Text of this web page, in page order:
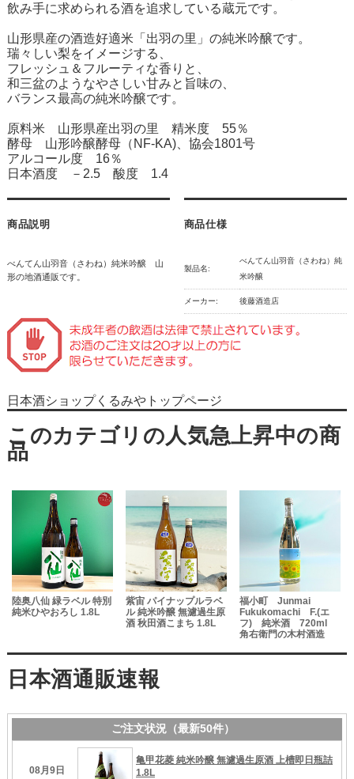
飲み手に求められる酒を追求している蔵元です。
山形県産の酒造好適米「出羽の里」の純米吟醸です。
瑞々しい梨をイメージする、
フレッシュ＆フルーティな香りと、
和三盆のようなやさしい甘みと旨味の、
バランス最高の純米吟醸です。
原料米 山形県産出羽の里 精米度 55％
酵母 山形吟醸酵母（NF-KA)、協会1801号
アルコール度 16％
日本酒度 －2.5 酸度 1.4
商品説明
べんてん山羽音（さわね）純米吟醸 山
形の地酒通販です。
商品仕様
製品名:
べんてん山羽音（さわね）純
米吟醸
メーカー: 後藤酒造店
日本酒ショップくるみやトップページ
陸奥八仙 緑ラベル 特別
純米ひやおろし 1.8L
紫宙 パイナップルラベ
ル 純米吟醸 無濾過生原
酒 秋田酒こまち 1.8L
福小町 Junmai
Fukukomachi F.(エ
フ) 純米酒 720ml
角右衛門の木村酒造